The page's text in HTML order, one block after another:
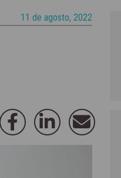
11 de agosto, 2022